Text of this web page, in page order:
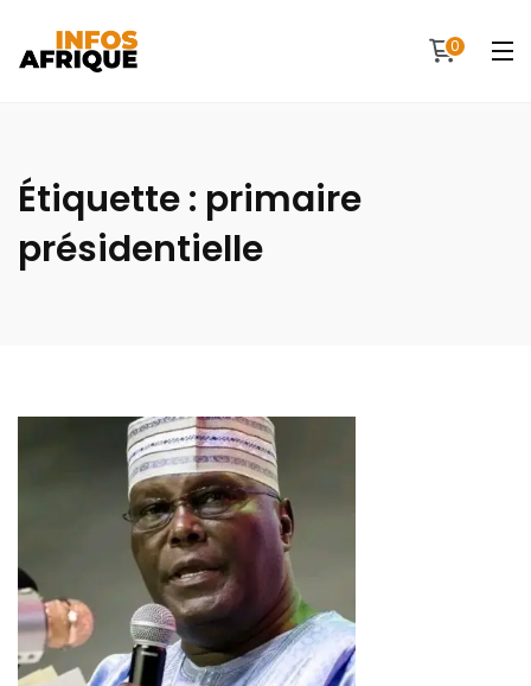
0
Étiquette : primaire
présidentielle